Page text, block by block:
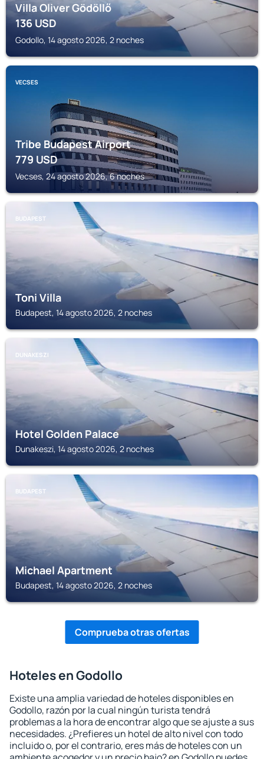
Villa Oliver Gödöllő
136USD
Godollo, 14 agosto 2026, 2 noches
VECSES
Tribe Budapest Airport
779 USD
Vecses, 24 agosto 2026, 6 noches
BUDAPEST
Toni Villa
Budapest, 14 agosto 2026, 2 noches
DUNAKESZI
Hotel Golden Palace
Dunakeszi, 14 agosto 2026, 2 noches
BUDAPEST
Michael Apartment
Budapest, 14 agosto 2026, 2 noches
Comprueba otras ofertas
Hoteles en Godollo
Existe una amplia variedad de hoteles disponibles en
Godollo, razón por la cual ningún turista tendrá
problemas a la hora de encontrar algo que se ajuste a sus
necesidades. ¿Prefieres un hotel de alto nivel con todo
incluido o, por el contrario, eres más de hoteles con un